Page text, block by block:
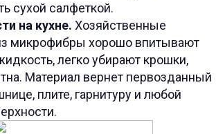
сухой салфеткой.
на кухне. Хозяйственные
микрофибры хорошо впитывают
легко убирают крошки,
Материал вернет первозданный
плите, гарнитуру и любой